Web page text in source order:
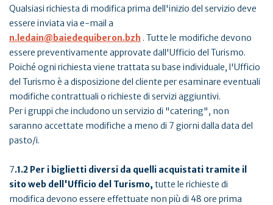
Qualsiasi richiesta di modifica prima dell'inizio del servizio deve
essere inviata via e-mail a
n.ledain@baiedequiberon.bzh . Tutte le modifiche devono
essere preventivamente approvate dall'Ufficio del Turismo.
Poiché ogni richiesta viene trattata su base individuale, l'Ufficio
del Turismo è a disposizione del cliente per esaminare eventuali
modifiche contrattuali o richieste di servizi aggiuntivi.
Per i gruppi che includono un servizio di "catering", non
saranno accettate modifiche a meno di 7 giorni dalla data del
pasto/i.
7.1.2 Per i biglietti diversi da quelli acquistati tramite il
sito web dell'Ufficio del Turismo, tutte le richieste di
modifica devono essere effettuate non più di 48 ore prima